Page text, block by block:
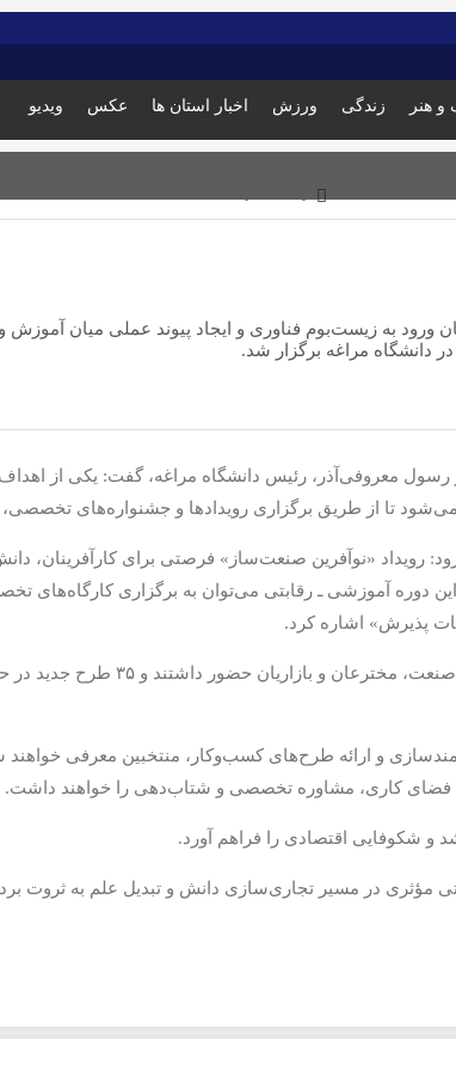
و هنر زندگی ورزش اخبار استان ها عکس ویدیو
ورود به زیست‌بوم فناوری و ایجاد پیوند عملی میان
دانشگاه مراغه برگزار شد.
رسول معروفی‌آذر، رئیس دانشگاه مراغه، گفت: یکی از
تا از طریق برگزاری رویدادها و جشنواره‌های تخصصی،
رویداد «نوآفرین صنعت‌ساز» فرصتی برای کارآفرینان،
دوره آموزشی ـ رقابتی می‌توان به برگزاری کارگاه‌های
پذیرش» اشاره کرد.
وی ادامه داد: در این کارگاه‌ها، ۶۰ نفر
و ارائه طرح‌های کسب‌وکار، منتخبین معرفی خواهند
فضای کاری، مشاوره تخصصی و شتاب‌دهی را خواهند داشت.
و شکوفایی اقتصادی را فراهم آورد.
مؤثری در مسیر تجاری‌سازی دانش و تبدیل علم به ثروت